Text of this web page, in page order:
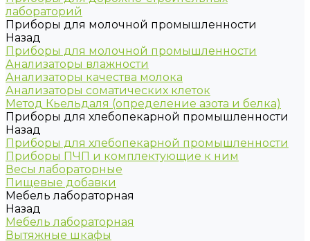
лабораторий
Приборы для молочной промышленности
Назад
Приборы для молочной промышленности
Анализаторы влажности
Анализаторы качества молока
Анализаторы соматических клеток
Метод Кьельдаля (определение азота и белка)
Приборы для хлебопекарной промышленности
Назад
Приборы для хлебопекарной промышленности
Приборы ПЧП и комплектующие к ним
Весы лабораторные
Пищевые добавки
Мебель лабораторная
Назад
Мебель лабораторная
Вытяжные шкафы